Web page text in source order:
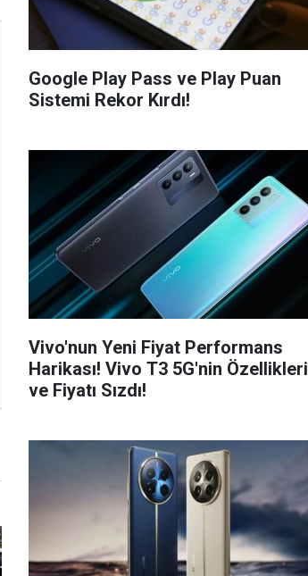
Google Play Pass ve Play Puan
Sistemi Rekor Kırdı!
Vivo'nun Yeni Fiyat Performans
Harikası! Vivo T3 5G'nin Özellikleri
ve Fiyatı Sızdı!